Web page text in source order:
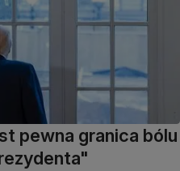
pewna granica bólu